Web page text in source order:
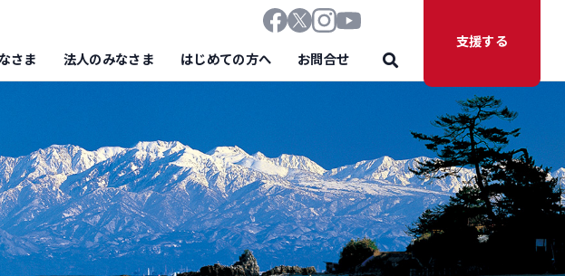
さま 法人のみなさま はじめての方へ お問合せ
支援する